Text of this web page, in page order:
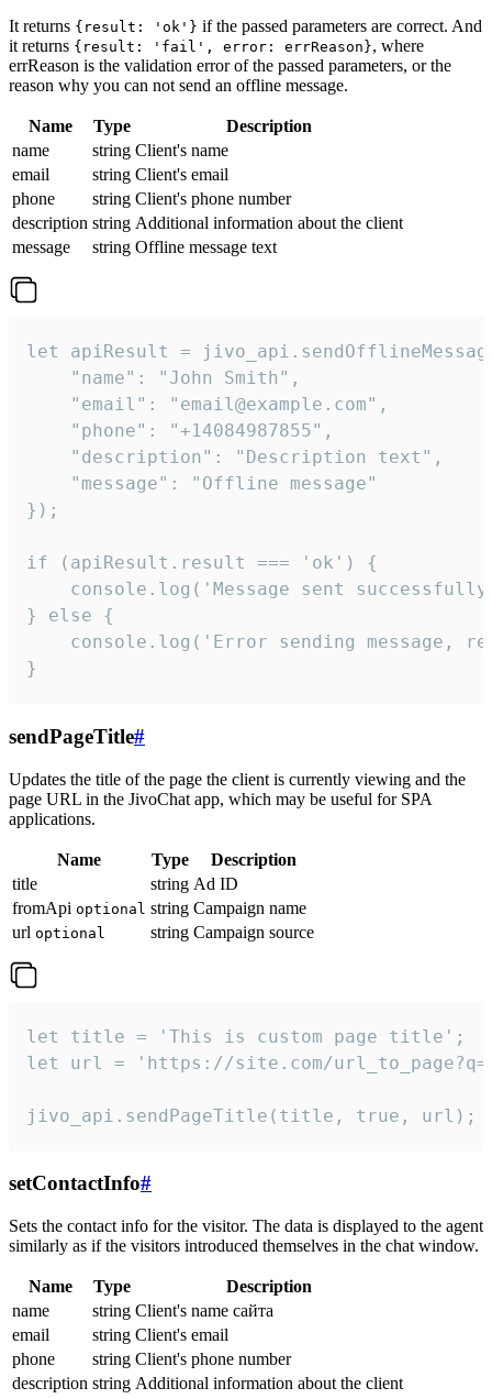
It returns {result: 'ok'} if the passed parameters are correct. And
it returns {result: 'fail', error: errReason}, where
errReason is the validation error of the passed parameters, or the
reason why you can not send an offline message.
Name Type
Description
name
string Client's name
email
string Client's email
phone
string Client's phone number
description string Additional information about the client
message
string Offline message text
let apiResult =
    "name": "John Smith",
    "email": "email@example.com",
    "phone": "+14084987855",
    "description": "Description text",
    "message": "Offline message"
});
if (apiResult.result === 'ok') {
console.log('Message sent
} else {
console.log('Error sending message,
}
sendPageTitle#
Updates the title of the page the client is currently viewing and the
page URL in the JivoChat app, which may be useful for SPA
applications.
Name Type
Description
title
string Ad ID
fromApi optional string Campaign name
url optional string Campaign source
let title = 'This is custom page title';
let url = 'https://site.com/
jivo_api.sendPageTitle(title, true, url);
setContactInfo#
Sets the contact info for the visitor. The data is displayed to the agent
similarly as if the visitors introduced themselves in the chat window.
Name Type
Description
name
string Client's name сайта
email
string Client's email
phone
string Client's phone number
description string Additional information about the client